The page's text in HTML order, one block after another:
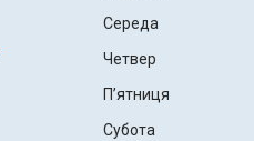
Середа
Четвер
Пʼятниця
Субота